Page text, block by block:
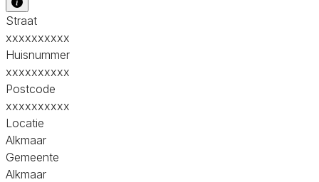
Straat
xxxxxxxxxx
Huisnummer
xxxxxxxxxx
Postcode
xxxxxxxxxx
Locatie
Alkmaar
Gemeente
Alkmaar